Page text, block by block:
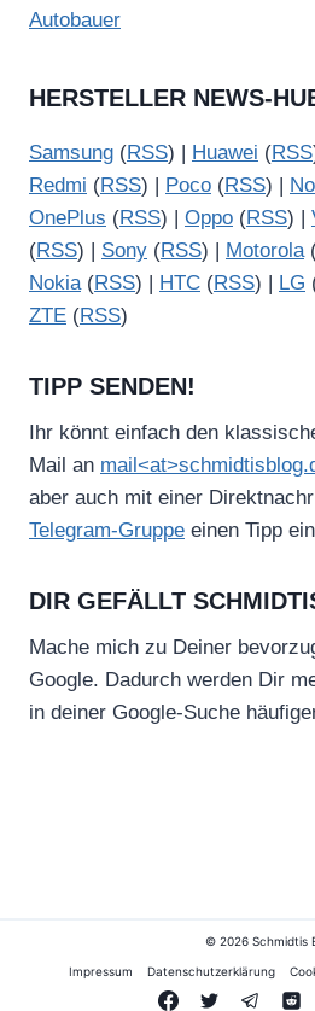
Autobauer
HERSTELLER NEWS-
Samsung (RSS) | Huawei (RSS
Redmi (RSS) | Poco (RSS) |
OnePlus (RSS) | Oppo (RSS) |
(RSS) | Sony (RSS) | Motorola
Nokia(RSS) | HTC (RSS) | LG
ZTE (RSS)
TIPP SENDEN!
Ihr könnt einfach den
Mail an
aber auch mit einer
Telegram-Gruppe einen Tipp
DIR GEFÄLLT
Mache mich zu Deiner
Google. Dadurch werden Dir
in deiner Google-Suche
© 2026 Schmidtis
Impressum Datenschutzerklärung